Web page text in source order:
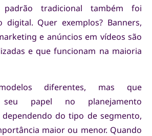
tradicional também foi
Quer exemplos? Banners,
e anúncios em vídeos são
e que funcionam na maioria
diferentes, mas que
seu papel no planejamento
do tipo de segmento,
maior ou menor. Quando